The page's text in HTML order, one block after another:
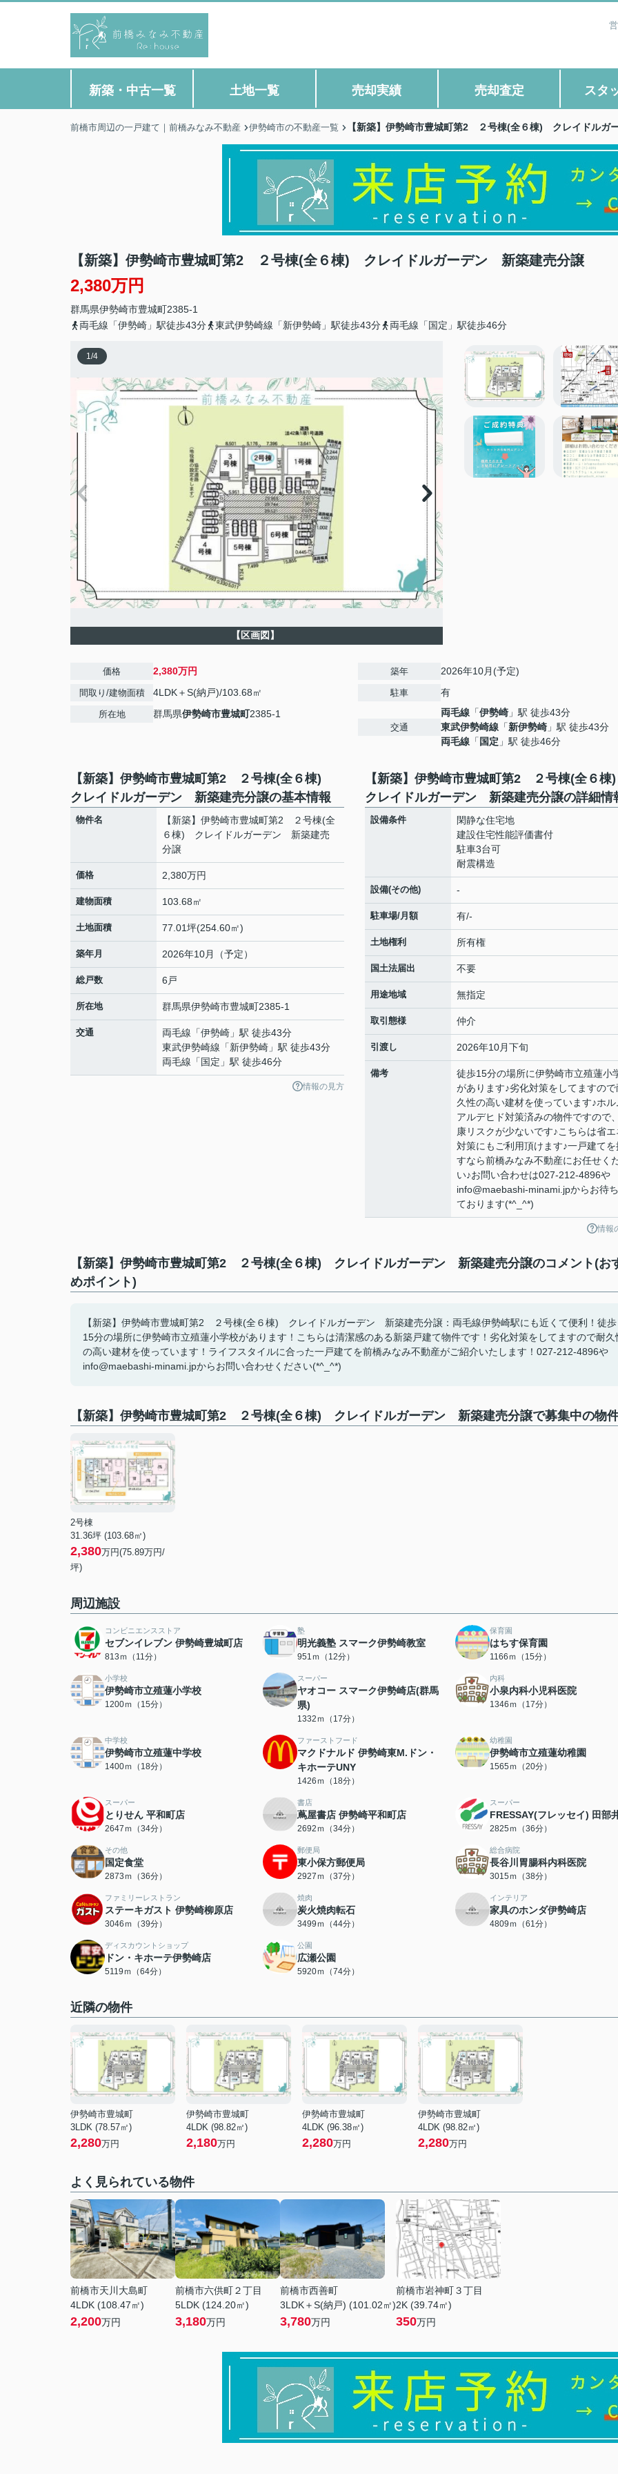
新築・中古一覧 土地一覧 売却実績 売却査定 スタ
前橋市周辺の一戸建て｜前橋みなみ不動産 伊勢崎市の不動産一覧 【新築】伊勢崎市豊城町第2 ２号棟(全６棟) クレイドルガ
【新築】伊勢崎市豊城町第2 ２号棟(全６棟) クレイドルガーデン 新築建売分譲
2,380万円
群馬県伊勢崎市豊城町2385-1
両毛線「伊勢崎」駅徒歩43分
東武伊勢崎線「新伊勢崎」駅徒歩43分 両毛線「国定」駅徒歩46分
1/4
【区画図】
価格 2,380万円
間取り/建物面積 4LDK＋S(納戸)/103.68㎡
所在地 群馬県伊勢崎市豊城町2385-1
築年 2026年10月(予定)
駐車 有
交通
両毛線 「伊勢崎 」駅 徒歩43分
東武伊勢崎線 「新伊勢崎 」駅 徒歩43分
両毛線 「 国定 」駅 徒歩46分
【新築】伊勢崎市豊城町第2 ２号棟(全６棟)
クレイドルガーデン 新築建売分譲の基本情報
物件名
【新築】伊勢崎市豊城町第2 ２号棟(全
６棟) クレイドルガーデン 新築建売
分譲
価格 2,380万円
建物面積 103.68㎡
土地面積 77.01坪(254.60㎡)
築年月 2026年10月（予定）
総戸数 6戸
所在地 群馬県伊勢崎市豊城町2385-1
交通 両毛線 「伊勢崎 」駅 徒歩43分
東武伊勢崎線 「新伊勢崎 」駅 徒歩43分
両毛線 「 国定 」駅 徒歩46分
情報の見方
【新築】伊勢崎市豊城町第2 ２号棟(全６
クレイドルガーデン 新築建売分譲の詳細情
設備条件
閑静な住宅地
建設住宅性能評価書付
駐車3台可
耐震構造
設備(その他) -
駐車場/月額 有/-
土地権利 所有権
国土法届出 不要
用途地域 無指定
取引態様 仲介
引渡し 2026年10月下旬
備考
徒歩15分の場所に伊勢崎市立殖蓮小
があります♪劣化対策をしてますので
久性の高い建材を使っています♪ホル
アルデヒド対策済みの物件ですので
康リスクが少ないです♪こちらは省エ
対策にもご利用頂けます♪一戸建てを
すなら前橋みなみ不動産にお任せく
い♪お問い合わせは027-212-4896や
info@maebashi-minami.jpからお待
ております(*^_^*)
情報
【新築】伊勢崎市豊城町第2 ２号棟(全６棟) クレイドルガーデン 新築建売分譲のコメント(お
めポイント)
【新築】伊勢崎市豊城町第2 ２号棟(全６棟) クレイドルガーデン 新築建売分譲：両毛線伊勢崎駅にも近くて便利！徒歩
15分の場所に伊勢崎市立殖蓮小学校があります！こちらは清潔感のある新築戸建て物件です！劣化対策をしてますので耐久
の高い建材を使っています！ライフスタイルに合った一戸建てを前橋みなみ不動産がご紹介いたします！027-212-4896や
info@maebashi-minami.jpからお問い合わせください(*^_^*)
【新築】伊勢崎市豊城町第2 ２号棟(全６棟) クレイドルガーデン 新築建売分譲で募集中の物
2号棟
31.36坪 (103.68㎡)
2,380万円(75.89万円/
坪)
周辺施設
コンビニエンスストア
セブンイレブン 伊勢崎豊城町店
813ｍ（11分）
塾
明光義塾 スマーク伊勢崎教室
951ｍ（12分）
保育園
はちす保育園
1166ｍ（15分）
小学校
伊勢崎市立殖蓮小学校
1200ｍ（15分）
スーパー
ヤオコー スマーク伊勢崎店(群馬
県)
1332ｍ（17分）
内科
小泉内科小児科医院
1346ｍ（17分）
中学校
伊勢崎市立殖蓮中学校
1400ｍ（18分）
ファーストフード
マクドナルド 伊勢崎東M.ドン・
キホーテUNY
1426ｍ（18分）
幼稚園
伊勢崎市立殖蓮幼稚園
1565ｍ（20分）
スーパー
とりせん 平和町店
2647ｍ（34分）
書店
蔦屋書店 伊勢崎平和町店
2692ｍ（34分）
スーパー
FRESSAY(フレッセイ) 田部
2825ｍ（36分）
その他
国定食堂
2873ｍ（36分）
郵便局
東小保方郵便局
2927ｍ（37分）
総合病院
長谷川胃腸科内科医院
3015ｍ（38分）
ファミリーレストラン
ステーキガスト 伊勢崎柳原店
3046ｍ（39分）
焼肉
炭火焼肉転石
3499ｍ（44分）
インテリア
家具のホンダ伊勢崎店
4809ｍ（61分）
ディスカウントショップ
ドン・キホーテ伊勢崎店
5119ｍ（64分）
公園
広瀬公園
5920ｍ（74分）
近隣の物件
伊勢崎市豊城町
3LDK (78.57㎡)
2,280万円
伊勢崎市豊城町
4LDK (98.82㎡)
2,180万円
伊勢崎市豊城町
4LDK (96.38㎡)
2,280万円
伊勢崎市豊城町
4LDK (98.82㎡)
2,280万円
よく見られている物件
前橋市天川大島町
4LDK (108.47㎡)
2,200万円
前橋市六供町２丁目
5LDK (124.20㎡)
3,180万円
前橋市西善町
3LDK＋S(納戸) (101.02㎡)
3,780万円
前橋市岩神町３丁目
2K (39.74㎡)
350万円